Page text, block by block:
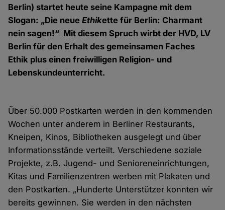
Berlin) startet heute seine Kampagne mit dem
Slogan: „Die neueEthikette für Berlin: Charmant
nein sagen!“ Mit diesem Spruch wirbt der HVD, LV
Berlin für den Erhalt des gemeinsamen Faches
Ethik plus einen freiwilligen Religion- und
Lebenskundeunterricht.
Über 50.000 Postkarten werden in den kommenden
Wochen unter anderem in Berliner Restaurants,
Kneipen, Kinos, Bibliotheken ausgelegt und über
Informationsstände verteilt. Verschiedene soziale
Projekte, z.B. Jugend- und Senioreneinrichtungen,
Kitas und Familienzentren werben mit Plakaten und
den Postkarten. „Hunderte Unterstützer konnten wir
bereits gewinnen. Sie werden in den nächsten